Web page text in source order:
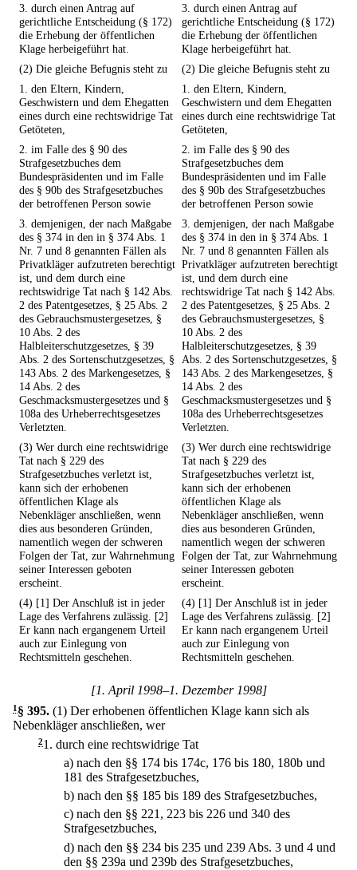
3. durch einen Antrag auf
gerichtliche Entscheidung (§ 172)
die Erhebung der öffentlichen
Klage herbeigeführt hat.
3. durch einen Antrag auf
gerichtliche Entscheidung (§ 172)
die Erhebung der öffentlichen
Klage herbeigeführt hat.
(2) Die gleiche Befugnis steht zu
(2) Die gleiche Befugnis steht zu
1. den Eltern, Kindern,
Geschwistern und dem Ehegatten
eines durch eine rechtswidrige Tat
Getöteten,
1. den Eltern, Kindern,
Geschwistern und dem Ehegatten
eines durch eine rechtswidrige Tat
Getöteten,
2. im Falle des § 90 des
Strafgesetzbuches dem
Bundespräsidenten und im Falle
des § 90b des Strafgesetzbuches
der betroffenen Person sowie
2. im Falle des § 90 des
Strafgesetzbuches dem
Bundespräsidenten und im Falle
des § 90b des Strafgesetzbuches
der betroffenen Person sowie
3. demjenigen, der nach Maßgabe
des § 374 in den in § 374 Abs. 1
Nr. 7 und 8 genannten Fällen als
Privatkläger aufzutreten berechtigt
ist, und dem durch eine
rechtswidrige Tat nach § 142 Abs.
2 des Patentgesetzes, § 25 Abs. 2
des Gebrauchsmustergesetzes, §
10 Abs. 2 des
Halbleiterschutzgesetzes, § 39
Abs. 2 des Sortenschutzgesetzes, §
143 Abs. 2 des Markengesetzes, §
14 Abs. 2 des
Geschmacksmustergesetzes und §
108a des Urheberrechtsgesetzes
Verletzten.
3. demjenigen, der nach Maßgabe
des § 374 in den in § 374 Abs. 1
Nr. 7 und 8 genannten Fällen als
Privatkläger aufzutreten berechtigt
ist, und dem durch eine
rechtswidrige Tat nach § 142 Abs.
2 des Patentgesetzes, § 25 Abs. 2
des Gebrauchsmustergesetzes, §
10 Abs. 2 des
Halbleiterschutzgesetzes, § 39
Abs. 2 des Sortenschutzgesetzes, §
143 Abs. 2 des Markengesetzes, §
14 Abs. 2 des
Geschmacksmustergesetzes und §
108a des Urheberrechtsgesetzes
Verletzten.
(3) Wer durch eine rechtswidrige
Tat nach § 229 des
Strafgesetzbuches verletzt ist,
kann sich der erhobenen
öffentlichen Klage als
Nebenkläger anschließen, wenn
dies aus besonderen Gründen,
namentlich wegen der schweren
Folgen der Tat, zur Wahrnehmung
seiner Interessen geboten
erscheint.
(3) Wer durch eine rechtswidrige
Tat nach § 229 des
Strafgesetzbuches verletzt ist,
kann sich der erhobenen
öffentlichen Klage als
Nebenkläger anschließen, wenn
dies aus besonderen Gründen,
namentlich wegen der schweren
Folgen der Tat, zur Wahrnehmung
seiner Interessen geboten
erscheint.
(4) [1] Der Anschluß ist in jeder
Lage des Verfahrens zulässig. [2]
Er kann nach ergangenem Urteil
auch zur Einlegung von
Rechtsmitteln geschehen.
(4) [1] Der Anschluß ist in jeder
Lage des Verfahrens zulässig. [2]
Er kann nach ergangenem Urteil
auch zur Einlegung von
Rechtsmitteln geschehen.
[1. April 1998–1. Dezember 1998]
1§ 395. (1) Der erhobenen öffentlichen Klage kann sich als
Nebenkläger anschließen, wer
21. durch eine rechtswidrige Tat
a) nach den §§ 174 bis 174c, 176 bis 180, 180b und
181 des Strafgesetzbuches,
b) nach den §§ 185 bis 189 des Strafgesetzbuches,
c) nach den §§ 221, 223 bis 226 und 340 des
Strafgesetzbuches,
d) nach den §§ 234 bis 235 und 239 Abs. 3 und 4 und
den §§ 239a und 239b des Strafgesetzbuches,